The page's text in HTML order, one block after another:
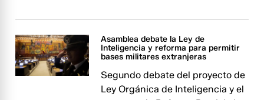
Asamblea debate la Ley de
Inteligencia y reforma para permitir
bases militares extranjeras
Segundo debate del proyecto de
Ley Orgánica de Inteligencia y el